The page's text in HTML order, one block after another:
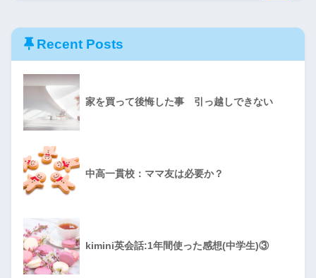
Recent Posts
家を買って後悔した事 引っ越しできない
中高一貫校：ママ友は必要か？
kimini英会話:1年間使った感想(中学生)③